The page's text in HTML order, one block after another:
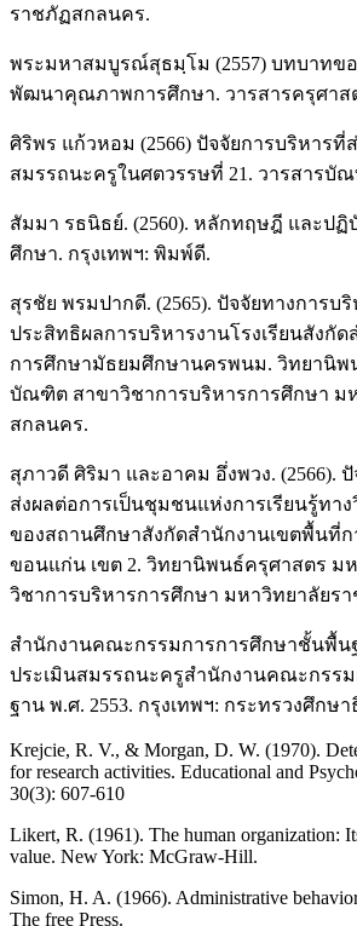
ราชภัฏสกลนคร.
พระมหาสมบูรณ์สุธมฺโม (2557) บทบาทข
พัฒนาคุณภาพการศึกษา. วารสารครุศาสต
ศิริพร แก้วหอม (2566) ปัจจัยการบริหาร
สมรรถนะครูในศตวรรษที่ 21. วารสารบัณ
สัมมา รธนิธย์. (2560). หลักทฤษฎี และปฏิ
ศึกษา. กรุงเทพฯ: พิมพ์ดี.
สุรชัย พรมปากดี. (2565). ปัจจัยทางการบ
ประสิทธิผลการบริหารงานโรงเรียนสังกั
การศึกษามัธยมศึกษานครพนม. วิทยานิพ
บัณฑิต สาขาวิชาการบริหารการศึกษา ม
สกลนคร.
สุภาวดี ศิริมา และอาคม อึ่งพวง. (2566).
ส่งผลต่อการเป็นชุมชนแห่งการเรียนรู้ทา
ของสถานศึกษาสังกัดสำนักงานเขตพื้นที่
ขอนแก่น เขต 2. วิทยานิพนธ์ครุศาสตร
วิชาการบริหารการศึกษา มหาวิทยาลัยร
สำนักงานคณะกรรมการการศึกษาชั้นพื้น
ประเมินสมรรถนะครูสำนักงานคณะกรร
ฐาน พ.ศ. 2553. กรุงเทพฯ: กระทรวงศึกษา
Krejcie, R. V., & Morgan, D. W. (1970).
for research activities. Educational and
30(3): 607-610
Likert, R. (1961). The human organization:
value. New York: McGraw-Hill.
Simon, H. A. (1966). Administrative
The free Press.